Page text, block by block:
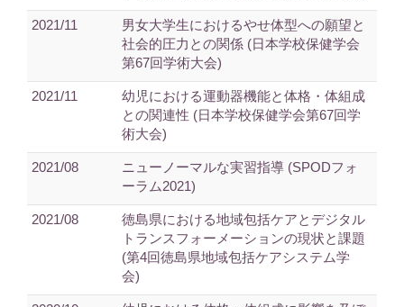
2021/11
男女大学生におけるやせ体型への願望と
社会的圧力との関係 (日本学校保健学会
第67回学術大会)
2021/11
幼児における運動器機能と体格・体組成
との関連性 (日本学校保健学会第67回学
術大会)
2021/08
ニューノーマルな実習指導 (SPODフォ
ーラム2021)
2021/08
徳島県における地域包括ケアとデジタル
トランスフォーメーションの現状と課題
(第4回徳島県地域包括ケアシステム学
会)